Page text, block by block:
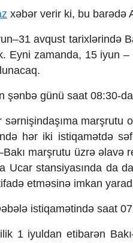
xəbər verir ki, bu barədə
avqust tarixlərində
Eyni zamanda, 15 iyun
şənbə günü saat 08:30-
sərnişindaşıma marşrutu
hər iki istiqamətdə
marşrutu üzrə
Ucar stansiyasında da
etməsinə imkan
istiqamətində saat
1 iyuldan etibarən